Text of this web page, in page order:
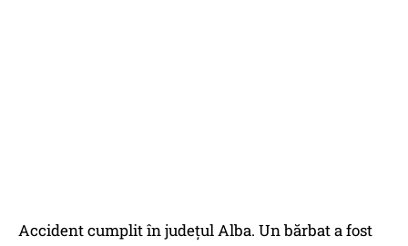
Accident cumplit în judeţul Alba. Un bărbat a fost